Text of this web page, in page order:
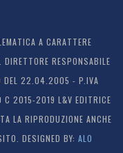
A CARATTERE
RESPONSABILE
DEL 22.04.2005 - P.IVA
2015-2019 L&V EDITRICE
LA RIPRODUZIONE ANCHE
DESIGNED BY: ALO